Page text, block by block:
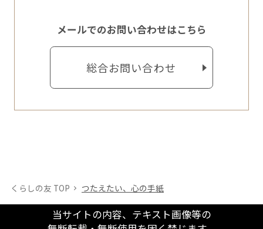
メールでのお問い合わせはこちら
総合お問い合わせ
くらしの友 TOP つたえたい、心の手紙
当サイトの内容、テキスト画像等の